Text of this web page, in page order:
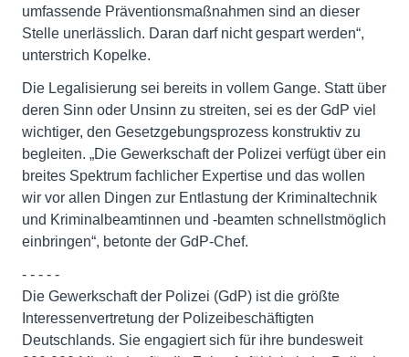
umfassende Präventionsmaßnahmen sind an dieser
Stelle unerlässlich. Daran darf nicht gespart werden“,
unterstrich Kopelke.
Die Legalisierung sei bereits in vollem Gange. Statt über
deren Sinn oder Unsinn zu streiten, sei es der GdP viel
wichtiger, den Gesetzgebungsprozess konstruktiv zu
begleiten. „Die Gewerkschaft der Polizei verfügt über ein
breites Spektrum fachlicher Expertise und das wollen
wir vor allen Dingen zur Entlastung der Kriminaltechnik
und Kriminalbeamtinnen und -beamten schnellstmöglich
einbringen“, betonte der GdP-Chef.
- - - - -
Die Gewerkschaft der Polizei (GdP) ist die größte
Interessenvertretung der Polizeibeschäftigten
Deutschlands. Sie engagiert sich für ihre bundesweit